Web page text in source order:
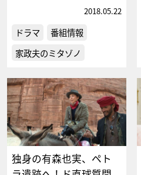
2018.05.22
ドラマ
番組情報
家政夫のミタゾノ
独身の有森也実、ペト